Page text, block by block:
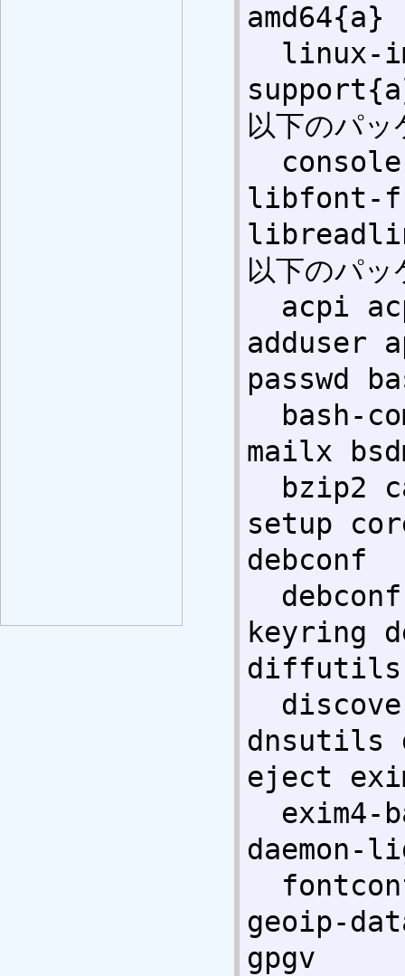
amd64{a}
以下のパ
libfont-
以下のパ
adduser
passwd
mailx
setup
debconf
keyring
dnsutils
eject
geoip-
gpgv